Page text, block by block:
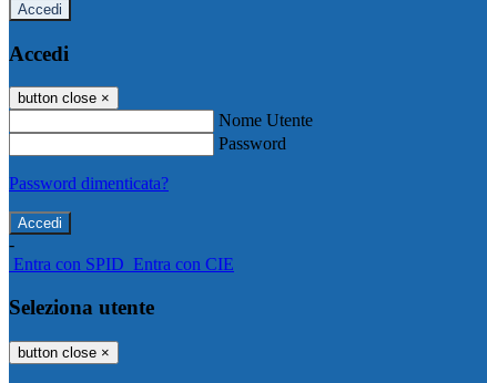
Accedi
Accedi
button close ×
Nome Utente
Password
Password dimenticata?
-
Entra con SPID Entra con CIE
Seleziona utente
button close ×